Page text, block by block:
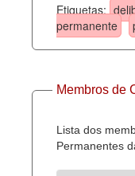
Etiquetas:
permanente
Membros de
Lista dos
Permanentes